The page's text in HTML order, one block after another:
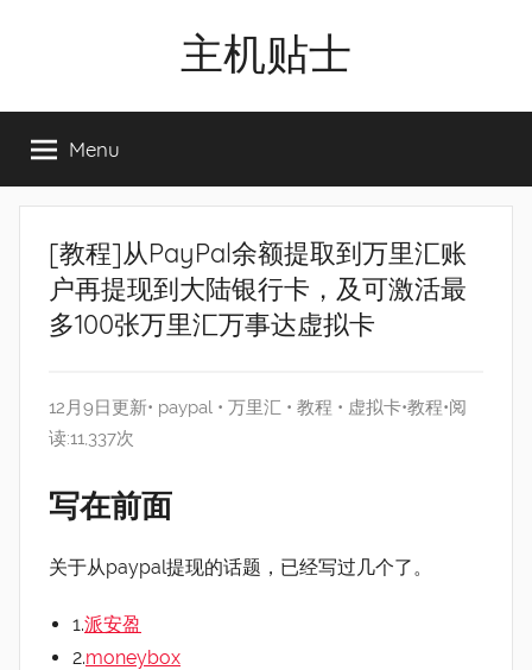
主机贴士
工|BandwagonHost
VPS|Vps|
主
Menu
[教程]从PayPal余额提取到万里汇账
户再提现到大陆银行卡，及可激活最
多100张万里汇万事达虚拟卡
12月9日更新• paypal • 万里汇 • 教程 • 虚拟卡•教程•阅
读:11,337次
写在前面
关于从paypal提现的话题，已经写过几个了。
1.派安盈
2.moneybox